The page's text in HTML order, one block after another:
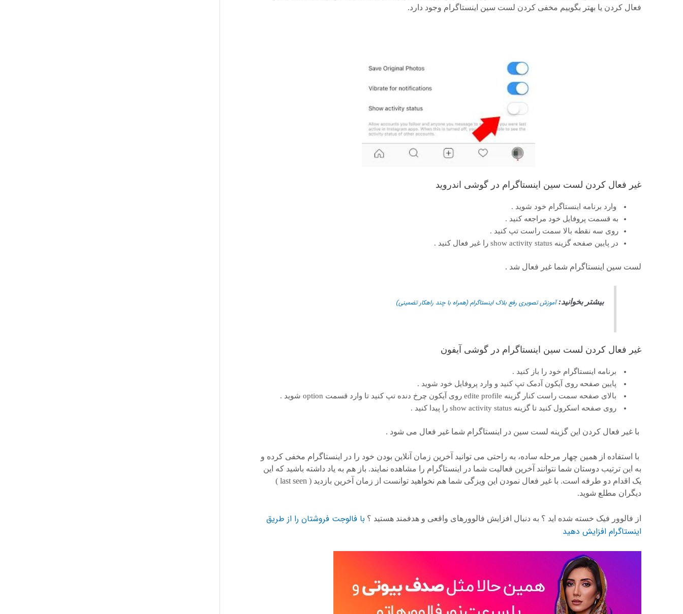
فعال کردن یا بهتر بگوییم مخفی کردن لست سین اینستاگرام وجود دارد.
غیر فعال کردن لست سین اینستاگرام در گوشی اندروید
وارد برنامه اینستاگرام خود شوید .
به قسمت پروفایل خود مراجعه کنید .
روی سه نقطه بالا سمت راست تپ کنید .
در پایین صفحه گزینه show activity status را غیر فعال کنید .
لست سین اینستاگرام شما غیر فعال شد .
بیشتر بخوانید: آموزش تصویری رفع بلاک اینستاگرام (همراه با چند راهکار تضمینی)
غیر فعال کردن لست سین اینستاگرام در گوشی آیفون
برنامه اینستاگرام خود را باز کنید .
پایین صفحه روی آیکون آدمک تپ کنید و وارد پروفایل خود شوید .
بالای صفحه سمت راست کنار گزینه edite profile روی آیکون چرخ دنده تپ کنید تا وارد قسمت option شوید .
روی صفحه اسکرول کنید تا گزینه show activity status را پیدا کنید .
با غیر فعال کردن این گزینه لست سین در اینستاگرام شما غیر فعال می شود .
با استفاده از همین چهار مرحله ساده، به راحتی می توانید آخرین زمان آنلاین بودن خود را در اینستاگرام مخفی کرده و
به این ترتیب دوستان شما نتوانند آخرین فعالیت شما در اینستاگرام را مشاهده نمایند. باز هم به یاد داشته باشید که این
یک اقدام دو طرفه است. با غیر فعال نمودن این ویزگی شما هم نخواهید توانست از زمان آخرین بازدید ( last seen )
دیگران مطلع شوید.
از فالوور فیک خسته شده اید ؟ به دنبال افزایش فالوورهای واقعی و هدفمند هستید ؟ با فالوجت فروشتان را از طریق
اینستاگرام افزایش دهید